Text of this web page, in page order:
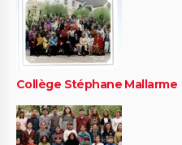
Collège Stéphane Mallarme